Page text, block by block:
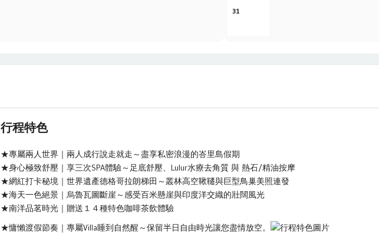
31
行程特色
★專屬兩人世界｜兩人成行說走就走～盡享私密浪漫的峇里島假期
★身心極致舒壓｜享三次SPA體驗～足底舒壓、Lulur水療去角質 與 熱石/精油按摩
★網紅打卡秘境｜世界遺產德格哥拉朗梯田～叢林高空鞦韆與巨型鳥巢美照連發
★海天一色絕景｜烏魯瓦圖斷崖～感受百米懸崖與印度洋交織的壯闊風光
★南洋品茗時光｜贈送１４種特色咖啡茶飲體驗
★慵懶渡假節奏｜專屬Villa睡到自然醒～保留半日自由時光讓您盡情放空。